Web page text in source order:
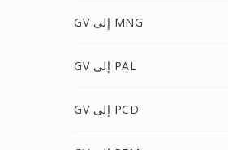
GV إلى MNG
GV إلى PAL
GV إلى PCD